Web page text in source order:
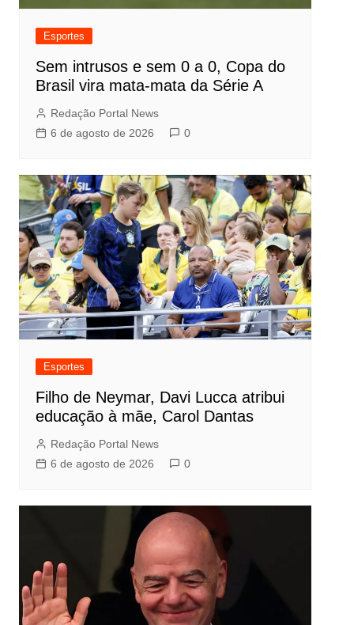
Esportes
Sem intrusos e sem 0 a 0, Copa do
Brasil vira mata-mata da Série A
Redação Portal News
6 de agosto de 2026
0
Esportes
Filho de Neymar, Davi Lucca atribui
educação à mãe, Carol Dantas
Redação Portal News
6 de agosto de 2026
0